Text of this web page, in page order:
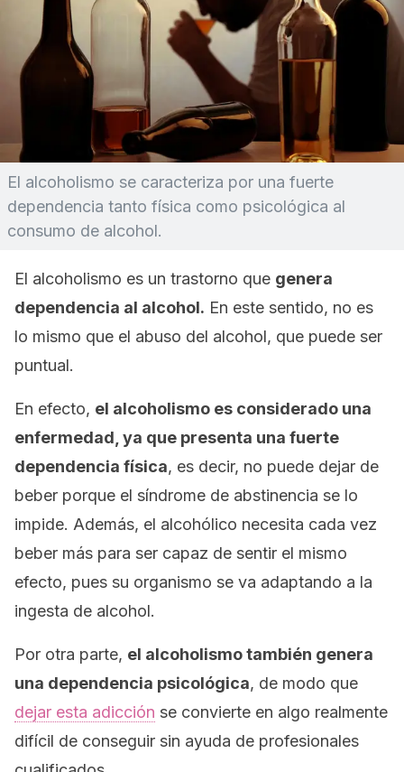
El alcoholismo se caracteriza por una fuerte
dependencia tanto física como psicológica al
consumo de alcohol.
El alcoholismo es un trastorno que genera
dependencia al alcohol. En este sentido, no es
lo mismo que el abuso del alcohol, que puede ser
puntual.
En efecto, el alcoholismo es considerado una
enfermedad, ya que presenta una fuerte
dependencia física, es decir, no puede dejar de
beber porque el síndrome de abstinencia se lo
impide. Además, el alcohólico necesita cada vez
beber más para ser capaz de sentir el mismo
efecto, pues su organismo se va adaptando a la
ingesta de alcohol.
Por otra parte, el alcoholismo también genera
una dependencia psicológica, de modo que
dejar esta adicción se convierte en algo realmente
difícil de conseguir sin ayuda de profesionales